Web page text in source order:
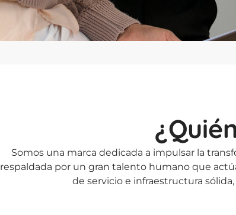
Somos una marca dedicada a impulsar la
respaldada por un gran talento humano que
de servicio e infraestructura